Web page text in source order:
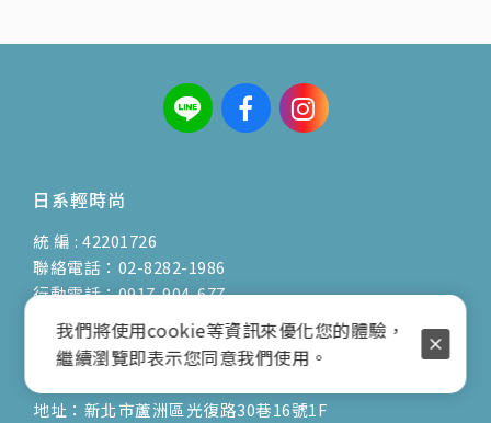
日系輕時尚
統 編 : 42201726
聯絡電話：02-8282-1986
行動電話：0917-904-677
( 客服陳小姐 )
地址：新北市蘆洲區光復路30巷16號1F
我們將使用cookie等資訊來優化您的體驗，
繼續瀏覽即表示您同意我們使用。